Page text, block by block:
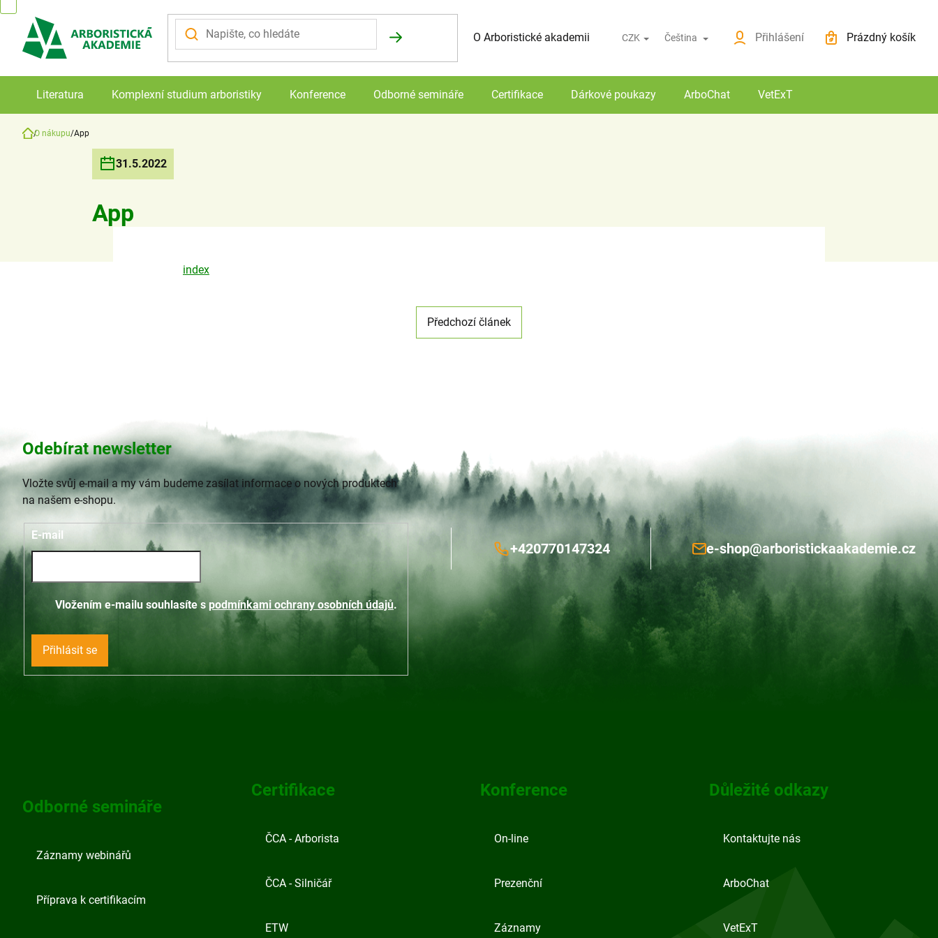
obsah
O Arboristické akademii Novinky O nákupu
CZK Čeština Přihlášení
Nákupní košík
Prázdný košík
Literatura Komplexní studium arboristiky Konference Odborné semináře Certifikace Dárkové poukazy ArboChat VetExT
DomůO nákupu App
31.5.2022
App
index
Předchozí článek
Odebírat newsletter
Vložte svůj e-mail a my vám budeme zasílat informace o nových produktech
na našem e-shopu.
E-mail
Vložením e-mailu souhlasíte s podmínkami ochrany osobních údajů.
Přihlásit se
+420770147324 e-shop@arboristickaakademie.cz
Odborné semináře
Záznamy webinářů
Příprava k certifikacím
Certifikace
ČCA - Arborista
ČCA - Silničář
ETW
Konference
On-line
Prezenční
Záznamy
Důležité odkazy
Kontaktujte nás
ArboChat
VetExT